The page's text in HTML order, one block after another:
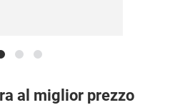
al miglior prezzo